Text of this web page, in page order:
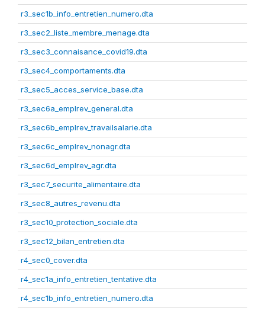
r3_sec1b_info_entretien_numero.dta
r3_sec2_liste_membre_menage.dta
r3_sec3_connaisance_covid19.dta
r3_sec4_comportaments.dta
r3_sec5_acces_service_base.dta
r3_sec6a_emplrev_general.dta
r3_sec6b_emplrev_travailsalarie.dta
r3_sec6c_emplrev_nonagr.dta
r3_sec6d_emplrev_agr.dta
r3_sec7_securite_alimentaire.dta
r3_sec8_autres_revenu.dta
r3_sec10_protection_sociale.dta
r3_sec12_bilan_entretien.dta
r4_sec0_cover.dta
r4_sec1a_info_entretien_tentative.dta
r4_sec1b_info_entretien_numero.dta